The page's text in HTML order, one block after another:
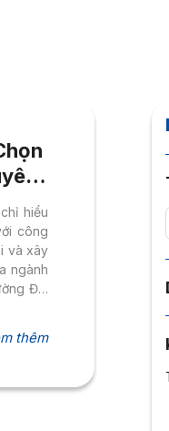
hiểu
công
và xây
ngành
Đại
triển
thêm